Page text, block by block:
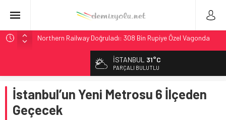
Northern Railway Doğruladı: 308 Bin Rupiye Özel Vagonda
Chicago’da Metra Polisi BVLOS Drone’larla Müdahale
NJ Transit’ten Tarihi Bütçe: 46 Yılın Rekoru Onaylandı
Rocky Mountain, Güneş Enerjili Tesisten İlk Rayı Sevk Etti
İSTANBUL 31°C
PARÇALI BULUTLU
İstanbul’un Yeni Metrosu 6 İlçeden
Geçecek